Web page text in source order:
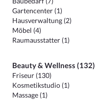
Gartencenter (1)
Hausverwaltung (2)
Möbel (4)
Raumausstatter (1)
Beauty & Wellness (132)
Friseur (130)
Kosmetikstudio (1)
Massage (1)